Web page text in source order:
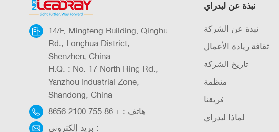
14/F, Mingteng Building, Qinghu
Rd., Longhua District,
Shenzhen, China
H.Q. : No. 17 North Ring Rd.,
Yanzhou Industrial Zone,
Shandong, China
هاتف : + 86 755 2100 8656
بريد إلكتروني :
نبذة عن ليدراي
نبذة عن الشركة
ثقافة ريادة الأعمال
تاريخ الشركة
منظمة
فريقنا
لماذا ليدراي